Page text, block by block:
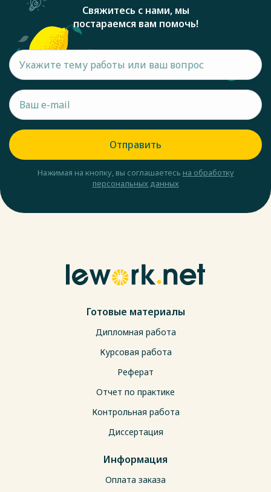
Свяжитесь с нами, мы
постараемся вам помочь!
Отправить
Нажимая на кнопку, вы соглашаетесь на обработку
персональных данных
Готовые материалы
Дипломная работа
Курсовая работа
Реферат
Отчет по практике
Контрольная работа
Диссертация
Информация
Оплата заказа